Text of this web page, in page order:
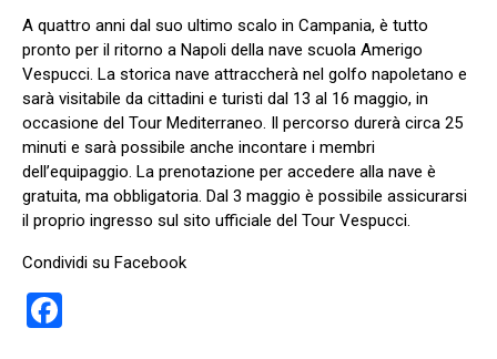
A quattro anni dal suo ultimo scalo in Campania, è tutto
pronto per il ritorno a Napoli della nave scuola Amerigo
Vespucci. La storica nave attraccherà nel golfo napoletano e
sarà visitabile da cittadini e turisti dal 13 al 16 maggio, in
occasione del Tour Mediterraneo. Il percorso durerà circa 25
minuti e sarà possibile anche incontare i membri
dell’equipaggio. La prenotazione per accedere alla nave è
gratuita, ma obbligatoria. Dal 3 maggio è possibile assicurarsi
il proprio ingresso sul sito ufficiale del Tour Vespucci.
Condividi su Facebook